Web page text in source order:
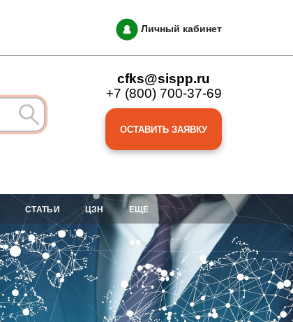
Личный кабинет
cfks@sispp.ru
+7 (800) 700-37-69
ОСТАВИТЬ ЗАЯВКУ
СТАТЬИ ЦЗН ЕЩЁ